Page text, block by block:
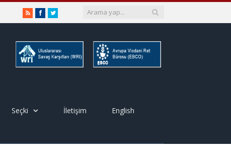
RSSFacebookTwitter
Seçki İletişim English